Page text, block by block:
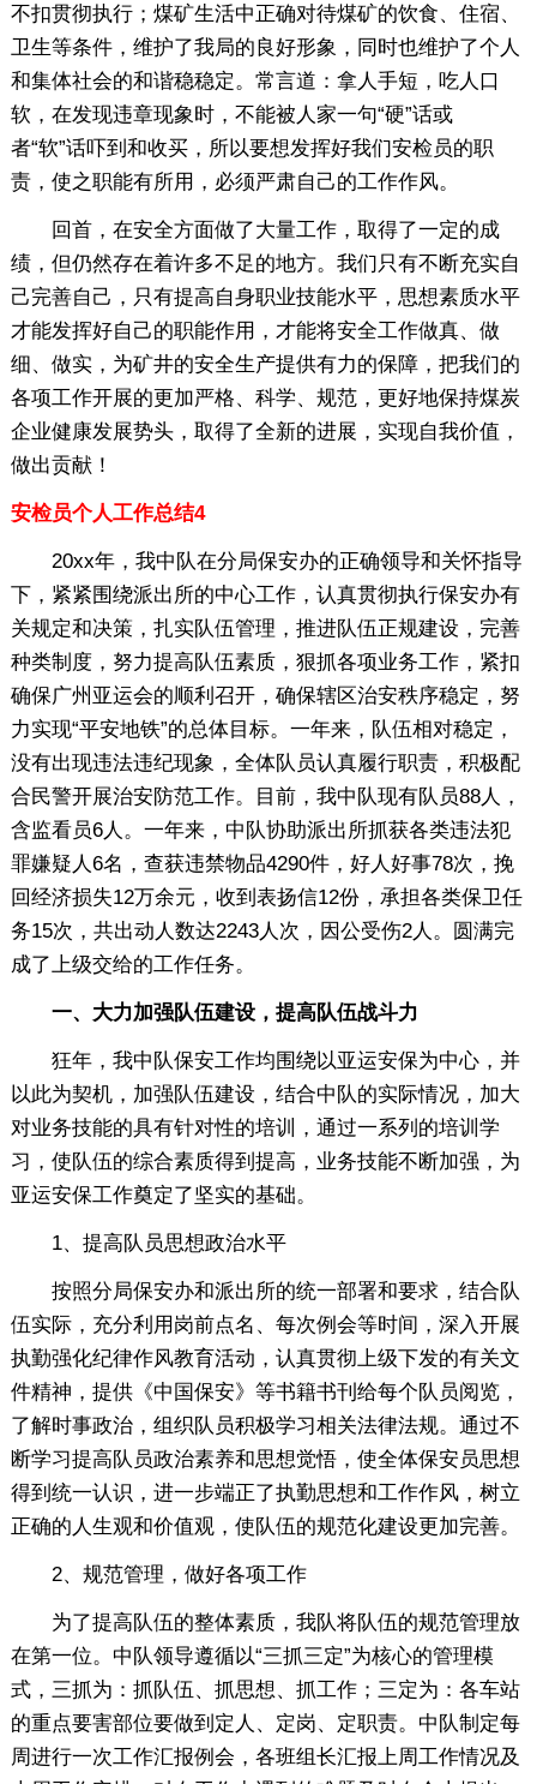
不扣贯彻执行；煤矿生活中正确对待煤矿的饮食、住宿、
卫生等条件，维护了我局的良好形象，同时也维护了个人
和集体社会的和谐稳稳定。常言道：拿人手短，吃人口
软，在发现违章现象时，不能被人家一句“硬”话或
者“软”话吓到和收买，所以要想发挥好我们安检员的职
责，使之职能有所用，必须严肃自己的工作作风。
回首，在安全方面做了大量工作，取得了一定的成
绩，但仍然存在着许多不足的地方。我们只有不断充实自
己完善自己，只有提高自身职业技能水平，思想素质水平
才能发挥好自己的职能作用，才能将安全工作做真、做
细、做实，为矿井的安全生产提供有力的保障，把我们的
各项工作开展的更加严格、科学、规范，更好地保持煤炭
企业健康发展势头，取得了全新的进展，实现自我价值，
做出贡献！
安检员个人工作总结4
20xx年，我中队在分局保安办的正确领导和关怀指导
下，紧紧围绕派出所的中心工作，认真贯彻执行保安办有
关规定和决策，扎实队伍管理，推进队伍正规建设，完善
种类制度，努力提高队伍素质，狠抓各项业务工作，紧扣
确保广州亚运会的顺利召开，确保辖区治安秩序稳定，努
力实现“平安地铁”的总体目标。一年来，队伍相对稳定，
没有出现违法违纪现象，全体队员认真履行职责，积极配
合民警开展治安防范工作。目前，我中队现有队员88人，
含监看员6人。一年来，中队协助派出所抓获各类违法犯
罪嫌疑人6名，查获违禁物品4290件，好人好事78次，挽
回经济损失12万余元，收到表扬信12份，承担各类保卫任
务15次，共出动人数达2243人次，因公受伤2人。圆满完
成了上级交给的工作任务。
一、大力加强队伍建设，提高队伍战斗力
狂年，我中队保安工作均围绕以亚运安保为中心，并
以此为契机，加强队伍建设，结合中队的实际情况，加大
对业务技能的具有针对性的培训，通过一系列的培训学
习，使队伍的综合素质得到提高，业务技能不断加强，为
亚运安保工作奠定了坚实的基础。
1、提高队员思想政治水平
按照分局保安办和派出所的统一部署和要求，结合队
伍实际，充分利用岗前点名、每次例会等时间，深入开展
执勤强化纪律作风教育活动，认真贯彻上级下发的有关文
件精神，提供《中国保安》等书籍书刊给每个队员阅览，
了解时事政治，组织队员积极学习相关法律法规。通过不
断学习提高队员政治素养和思想觉悟，使全体保安员思想
得到统一认识，进一步端正了执勤思想和工作作风，树立
正确的人生观和价值观，使队伍的规范化建设更加完善。
2、规范管理，做好各项工作
为了提高队伍的整体素质，我队将队伍的规范管理放
在第一位。中队领导遵循以“三抓三定”为核心的管理模
式，三抓为：抓队伍、抓思想、抓工作；三定为：各车站
的重点要害部位要做到定人、定岗、定职责。中队制定每
周进行一次工作汇报例会，各班组长汇报上周工作情况及